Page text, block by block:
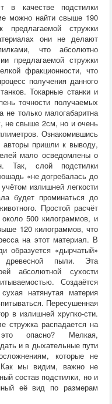
в качестве подстилки
можно найти свыше 190
стружки
они не делают
что абсолютно
предлагаемой стружки
фракционности, что
получения данного
Токарные станки и
точности получаемых
не только малогабаритна
не свыше 2см, но и очень
Ознакомившись
авторы пришли к выводу,
мало осведомлены о
Так, слой подстилки
«не догребалась до
излишней легкости
будет проминаться до
Простой расчёт
500 килограммов, и
120 килограммов, что
на этот материал. В
образуется «дырчатый»
древесной пыли. Эта
абсолютной сухости
Создаётся
натянутая материя
Пересушенная
в излишней хрупко-сти.
стружка распадается на
опасно? Мелкая,
и в дыхательные пути
которые не
Как мы видим, важно не
состав подстилки, но и
её вид по размерам